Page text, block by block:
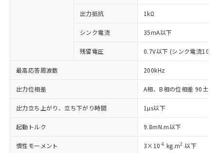
出力抵抗 1kΩ
シンク電流 35mA以下
残留電圧 0.7V以下 (シンク電流
最高応答周波数 200kHz
出力位相差 A相、B相の位相差
出力立ち上がり、立ち下がり時間 1µs以下
起動トルク 9.8mN.m以下
慣性モーメント 3×10-6 kg.m2 以下
ご利用条件
以下の条件をお読みいただき、同意のうえ
※1 対応状況
対応済み：EU RoHS指令（10物質）の
非含有に対応した製品が提供可能な商品で
す。
対応予定：EU RoHS指令（10物質）の非含
有に対応した製品に切り替える予定のある
商品です。
対応予定なし：EU RoHS指令（10物質）の
非含有に非対応の商品で、対応品を出す予